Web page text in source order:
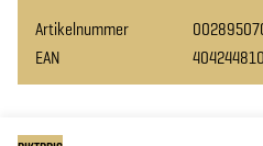
Artikelnummer
EAN